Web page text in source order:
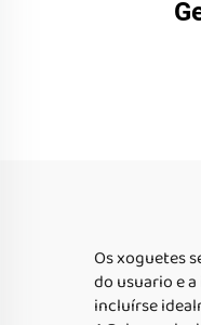
Os xoguetes
do usuario e
incluírse